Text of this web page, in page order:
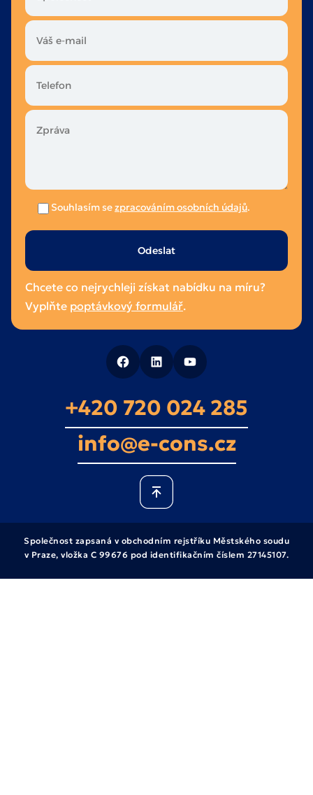
Souhlasím sezpracováním osobních údajů.
Ponechte
prázdné.
Chcete co nejrychleji získat nabídku na míru?
Vyplňte poptávkový formulář.
+420 720 024 285
info@e-cons.cz
Společnost zapsaná v obchodním rejstříku Městského soudu
v Praze, vložka C 99676 pod identifikačním číslem 27145107.